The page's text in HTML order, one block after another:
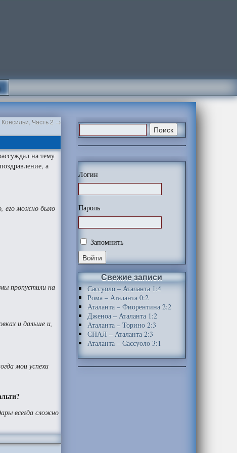
Часть 2 →
на тему
а
его можно было
пропустили на
и дальше и,
мои успехи
всегда сложно
Логин
Пароль
Запомнить
Свежие записи
Сассуоло – Аталанта 1:4
Рома – Аталанта 0:2
Аталанта – Фиорентина 2:2
Дженоа – Аталанта 1:2
Аталанта – Торино 2:3
СПАЛ – Аталанта 2:3
Аталанта – Сассуоло 3:1